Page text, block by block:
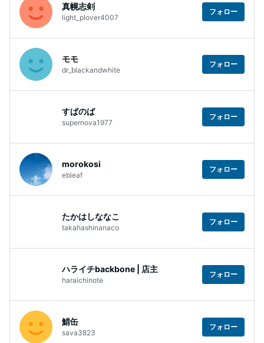
真幌志剣
light_plover4007
フォロー
モモ
dr_blackandwhite
フォロー
すぱのば
supernova1977
フォロー
morokosi
ebleaf
フォロー
たかはしななこ
takahashinanaco
フォロー
ハライチbackbone | 店主
haraichinote
フォロー
鯖缶
sava3823
フォロー